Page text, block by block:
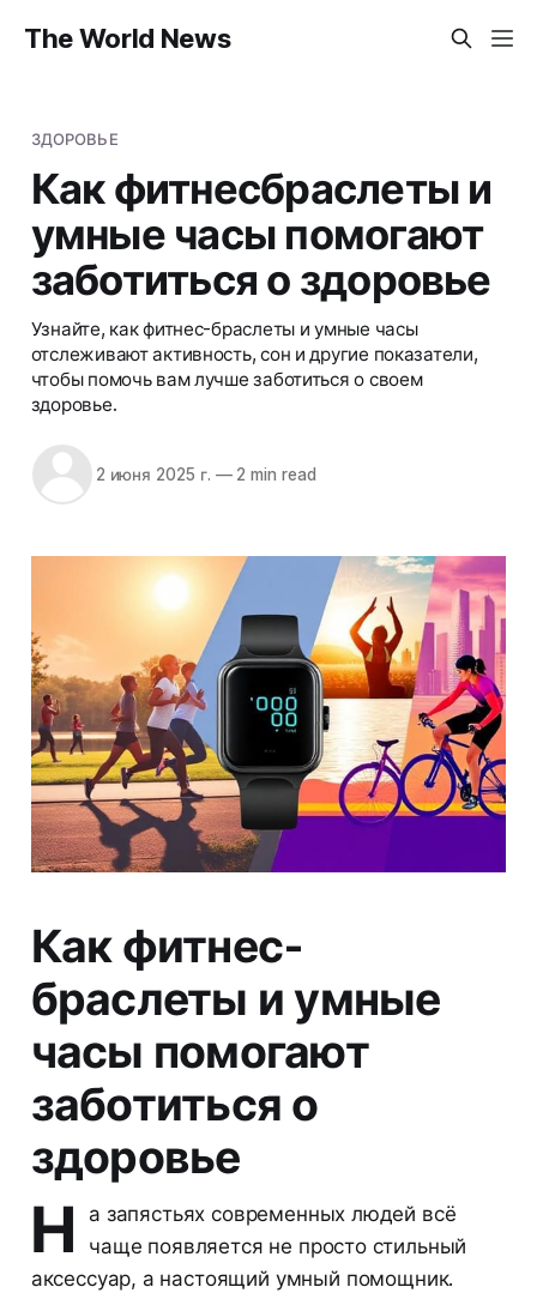
The World News
ЗДОРОВЬЕ
Как фитнесбраслеты и
умные часы помогают
заботиться о здоровье
Узнайте, как фитнес-браслеты и умные часы
отслеживают активность, сон и другие показатели,
чтобы помочь вам лучше заботиться о своем
здоровье.
2 июня 2025 г. —2 min read
Как фитнес-
браслеты и умные
часы помогают
заботиться о
здоровье
Н
а запястьях современных людей всё
чаще появляется не просто стильный
аксессуар, а настоящий умный помощник.